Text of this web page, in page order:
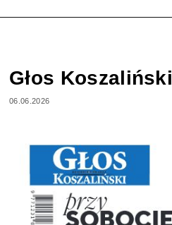
Głos Koszaliński
06.06.2026